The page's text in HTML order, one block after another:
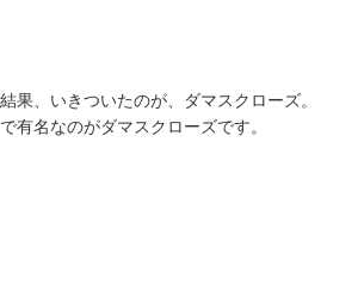
果、いきついたのが、ダマスクローズ。
有名なのがダマスクローズです。